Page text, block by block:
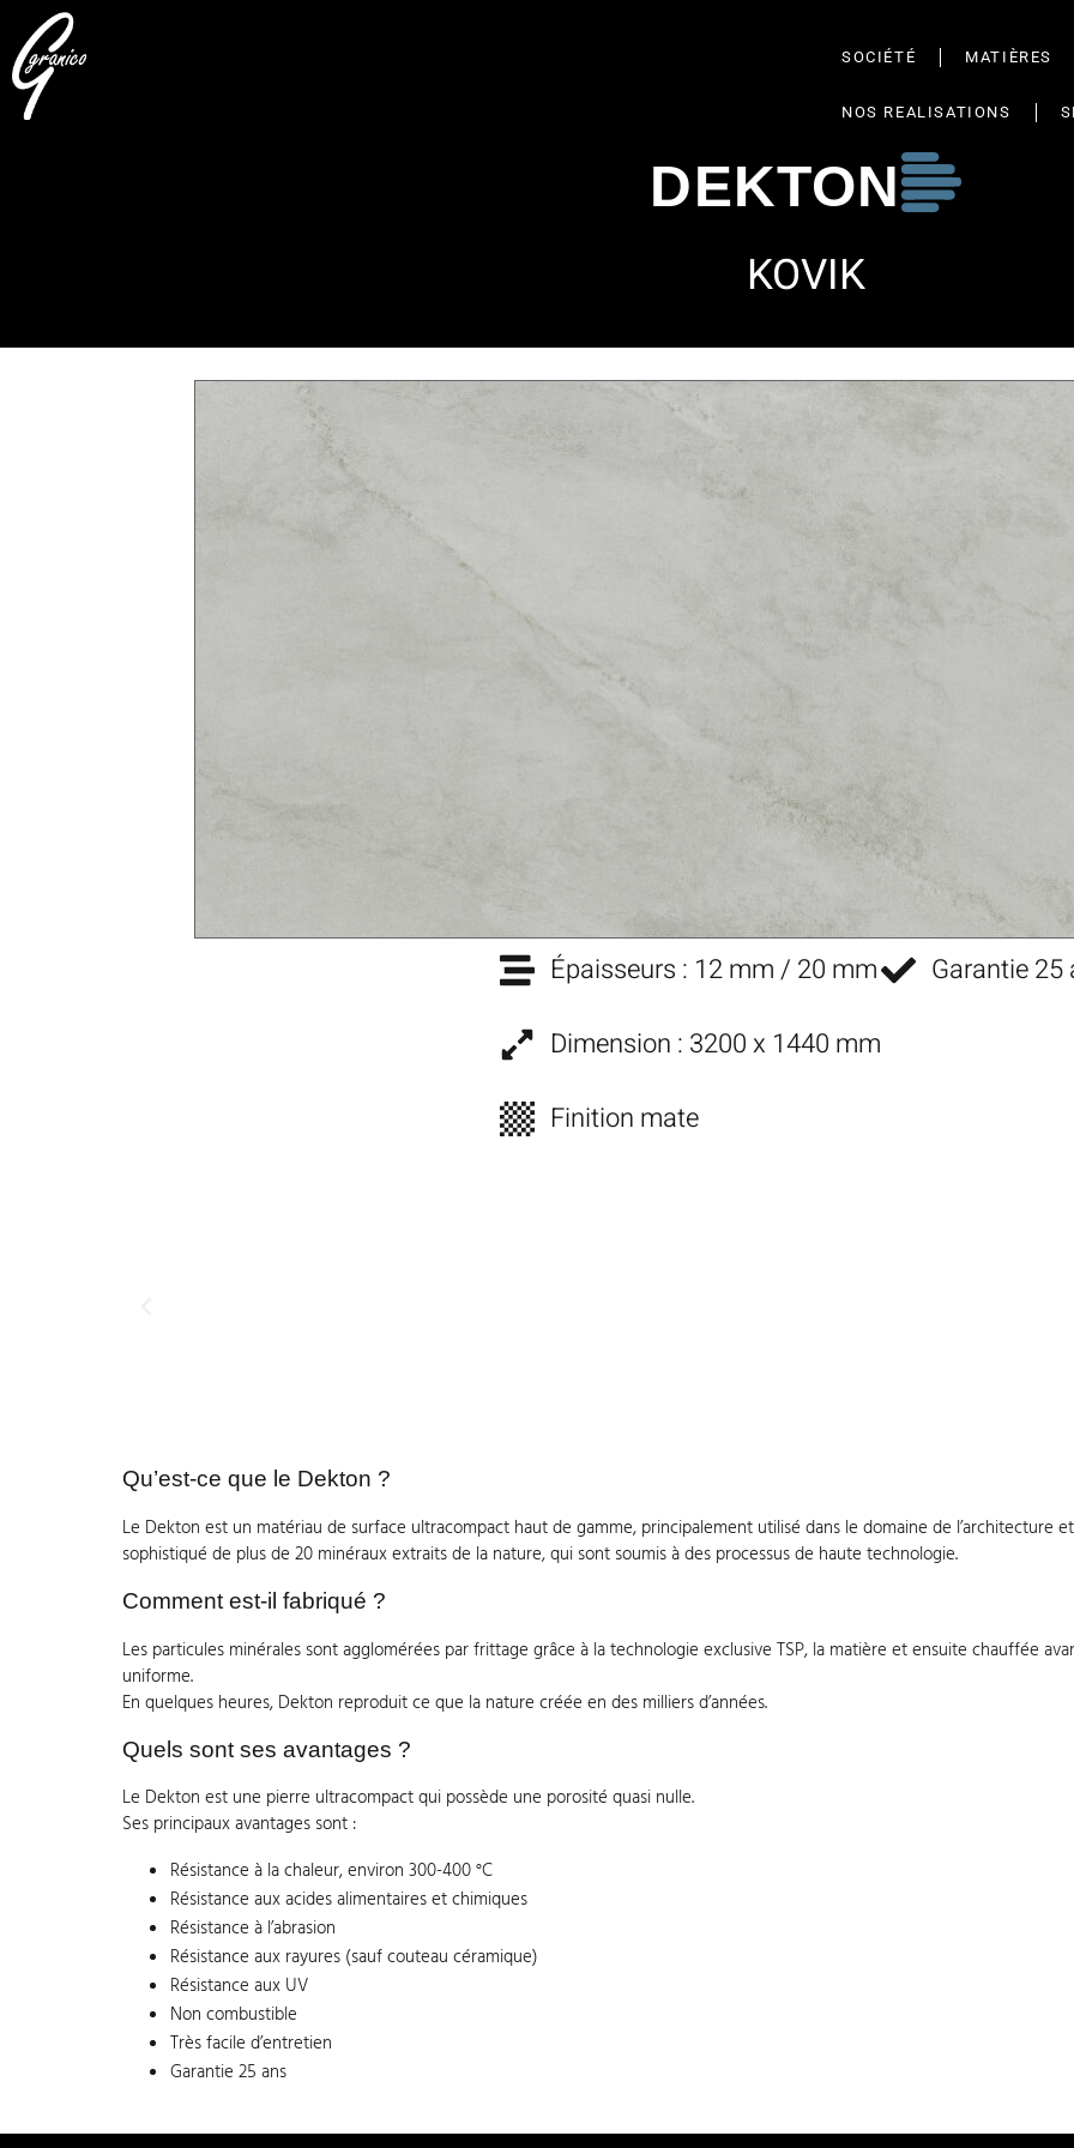
SOCIÉTÉ MATIÈRES
NOS REALISATIONS
DEKTON
KOVIK
Épaisseurs : 12 mm / 20 mm
Dimension : 3200 x 1440 mm
Finition mate
Garantie 25
Qu’est-ce que le Dekton ?
Le Dekton est un matériau de surface ultracompact haut de gamme, principalement utilisé dans le domaine de l’architecture
sophistiqué de plus de 20 minéraux extraits de la nature, qui sont soumis à des processus de haute technologie.
Comment est-il fabriqué ?
Les particules minérales sont agglomérées par frittage grâce à la technologie exclusive TSP, la matière et ensuite chauffée
uniforme.
En quelques heures, Dekton reproduit ce que la nature créée en des milliers d’années.
Quels sont ses avantages ?
Le Dekton est une pierre ultracompact qui possède une porosité quasi nulle.
Ses principaux avantages sont :
Résistance à la chaleur, environ 300-400 °C
Résistance aux acides alimentaires et chimiques
Résistance à l’abrasion
Résistance aux rayures (sauf couteau céramique)
Résistance aux UV
Non combustible
Très facile d’entretien
Garantie 25 ans